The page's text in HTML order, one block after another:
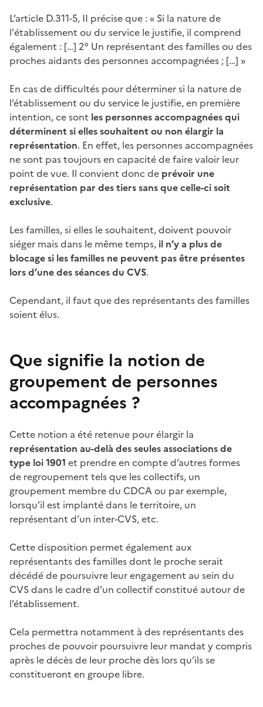
L’article D.311-5, II précise que : « Si la nature de
l'établissement ou du service le justifie, il comprend
également : […] 2° Un représentant des familles ou des
proches aidants des personnes accompagnées ; […] »
En cas de difficultés pour déterminer si la nature de
l’établissement ou du service le justifie, en première
intention, ce sont les personnes accompagnées qui
déterminent si elles souhaitent ou non élargir la
représentation. En effet, les personnes accompagnées
ne sont pas toujours en capacité de faire valoir leur
point de vue. Il convient donc de prévoir une
représentation par des tiers sans que celle-ci soit
exclusive.
Les familles, si elles le souhaitent, doivent pouvoir
siéger mais dans le même temps, il n’y a plus de
blocage si les familles ne peuvent pas être présentes
lors d’une des séances du CVS.
Cependant, il faut que des représentants des familles
soient élus.
Que signifie la notion de
groupement de personnes
accompagnées ?
Cette notion a été retenue pour élargir la
représentation au-delà des seules associations de
type loi1901 et prendre en compte d’autres formes
de regroupement tels que les collectifs, un
groupement membre du CDCA ou par exemple,
lorsqu’il est implanté dans le territoire, un
représentant d’un inter-CVS, etc.
Cette disposition permet également aux
représentants des familles dont le proche serait
décédé de poursuivre leur engagement au sein du
CVS dans le cadre d’un collectif constitué autour de
l’établissement.
Cela permettra notamment à des représentants des
proches de pouvoir poursuivre leur mandat y compris
après le décès de leur proche dès lors qu’ils se
constitueront en groupe libre.